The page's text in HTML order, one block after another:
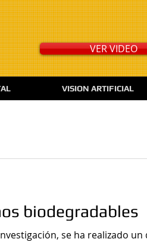
VER VIDEO
VISION ARTIFICIAL
biodegradables
se ha realizado